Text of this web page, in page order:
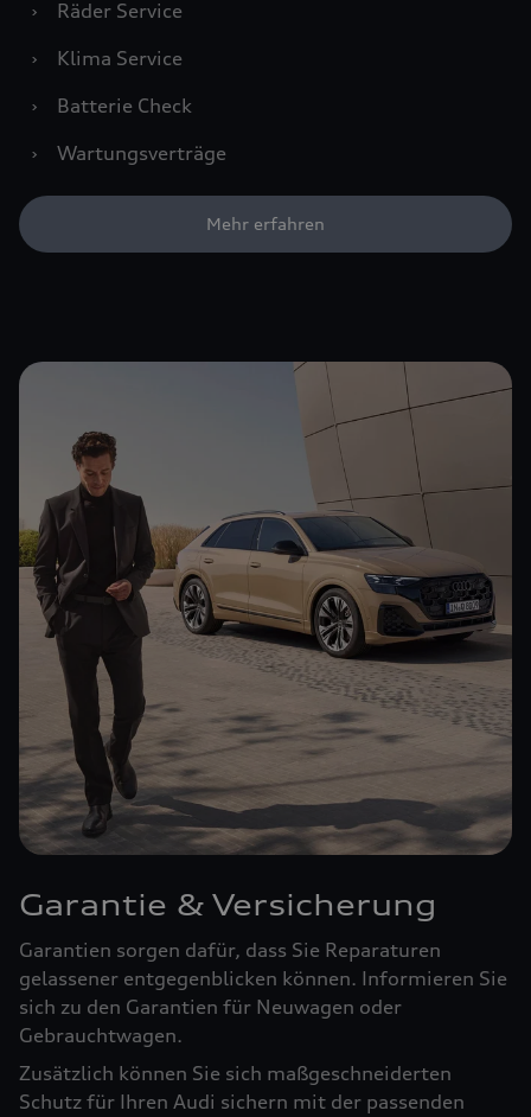
›
Räder Service
›
Klima Service
›
Batterie Check
›
Wartungsverträge
Mehr erfahren
Garantie & Versicherung
Garantien sorgen dafür, dass Sie Reparaturen
gelassener entgegenblicken können. Informieren Sie
sich zu den Garantien für Neuwagen oder
Gebrauchtwagen.
Zusätzlich können Sie sich maßgeschneiderten
Schutz für Ihren Audi sichern mit der passenden